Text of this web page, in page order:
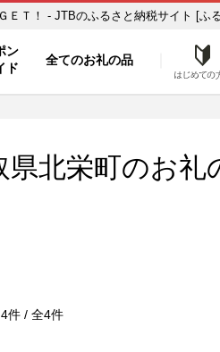
で旅行クーポンをＧＥＴ！ - JTBのふるさと納税サイト [
ン
ド
全てのお礼の品
県北栄町のお礼
件 / 全4件